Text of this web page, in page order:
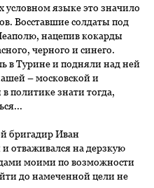
условном языке это значило
Восставшие солдаты под
нацепив кокарды
черного и синего.
в Турине и подняли над ней
– московской и
политике знати тогда,
бригадир Иван
отваживался на дерзкую
моими по возможности
до намеченной цели не